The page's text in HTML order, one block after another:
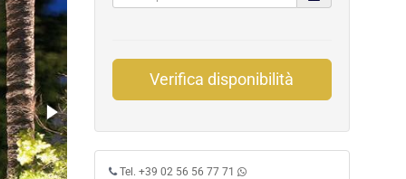
Verifica disponibilità
Tel. +39 02 56 56 77 71